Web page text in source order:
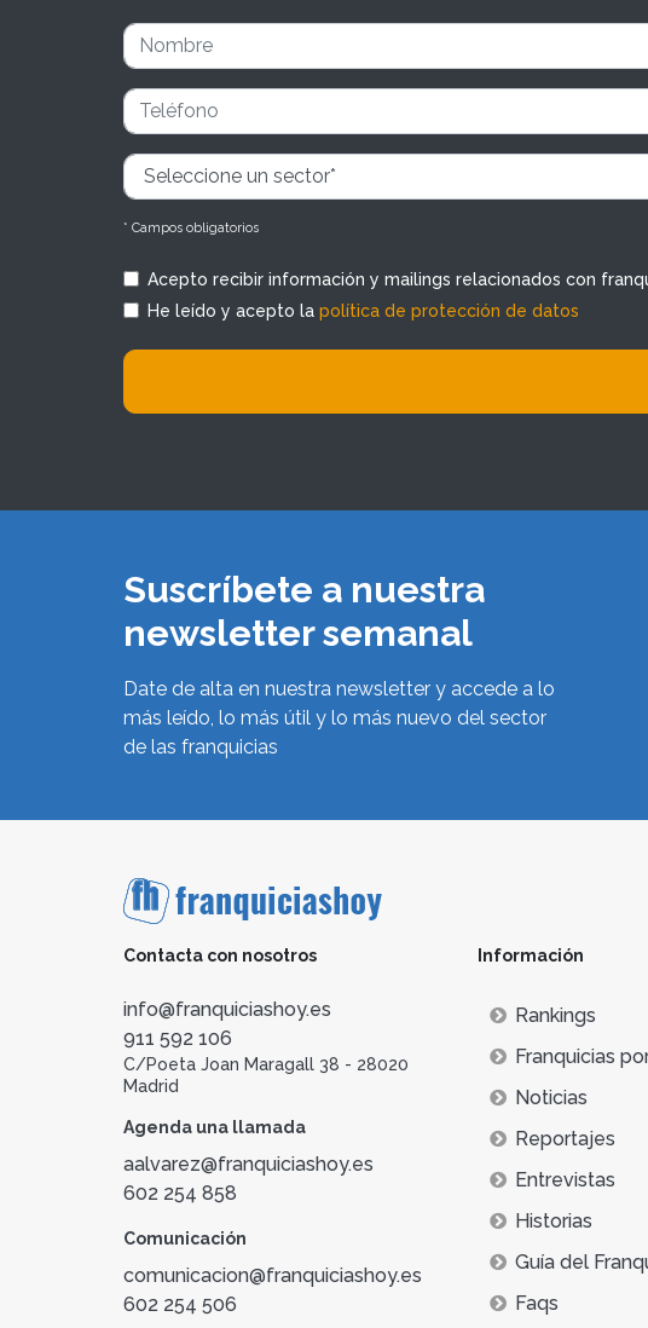
* Campos obligatorios
Acepto recibir información y mailings relacionados con
He leído y acepto la política de protección de datos
Suscríbete a nuestra
newsletter semanal
Date de alta en nuestra newsletter y accede a lo
más leído, lo más útil y lo más nuevo del sector
de las franquicias
Contacta con nosotros
info@franquiciashoy.es
911 592 106
C/Poeta Joan Maragall 38 - 28020
Madrid
Agenda una llamada
aalvarez@franquiciashoy.es
602 254 858
Comunicación
comunicacion@franquiciashoy.es
602 254 506
Información
Rankings
Franquicias
Noticias
Reportajes
Entrevistas
Historias
Guía del
Faqs